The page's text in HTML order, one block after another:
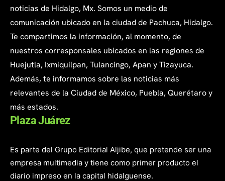
noticias de Hidalgo, Mx. Somos un medio de
comunicación ubicado en la ciudad de Pachuca, Hidalgo.
Te compartimos la información, al momento, de
nuestros corresponsales ubicados en las regiones de
Huejutla, Ixmiquilpan, Tulancingo, Apan y Tizayuca.
Además, te informamos sobre las noticias más
relevantes de la Ciudad de México, Puebla, Querétaro y
más estados.
Plaza Juárez
Es parte del Grupo Editorial Aljibe, que pretende ser una
empresa multimedia y tiene como primer producto el
diario impreso en la capital hidalguense.